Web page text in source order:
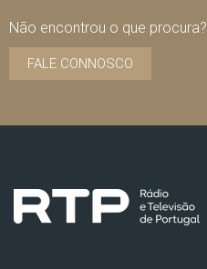
Não encontrou o que procura?
FALE CONNOSCO